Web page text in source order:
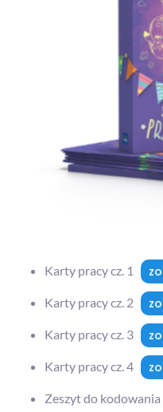
Karty pracy cz. 1
Karty pracy cz. 2
Karty pracy cz. 3
Karty pracy cz. 4
Zeszyt do kodowania